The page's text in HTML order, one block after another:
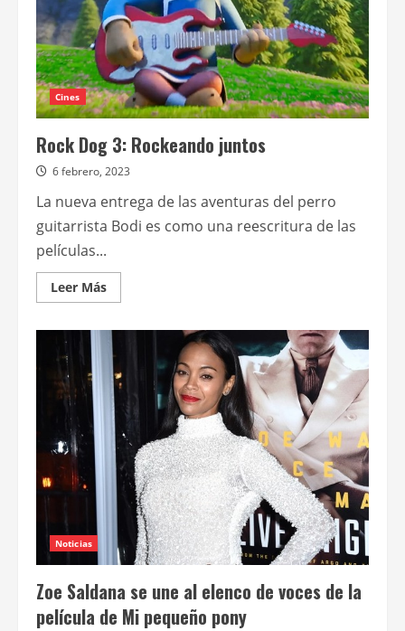
Cines
Rock Dog 3: Rockeando juntos
6 febrero, 2023
La nueva entrega de las aventuras del perro
guitarrista Bodi es como una reescritura de las
películas...
Leer MásLeer
más
Rock
Dog
3:
Rockeando
juntos
Noticias
Zoe Saldana se une al elenco de voces de la
película de Mi pequeño pony